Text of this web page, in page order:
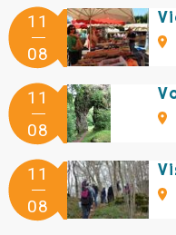
11
08
11
08
11
08